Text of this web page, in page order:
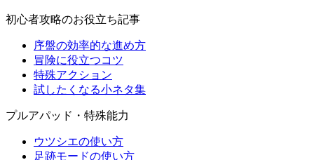
初心者攻略のお役立ち記事
序盤の効率的な進め方
冒険に役立つコツ
特殊アクション
試したくなる小ネタ集
プルアパッド・特殊能力
ウツシエの使い方
足跡モードの使い方